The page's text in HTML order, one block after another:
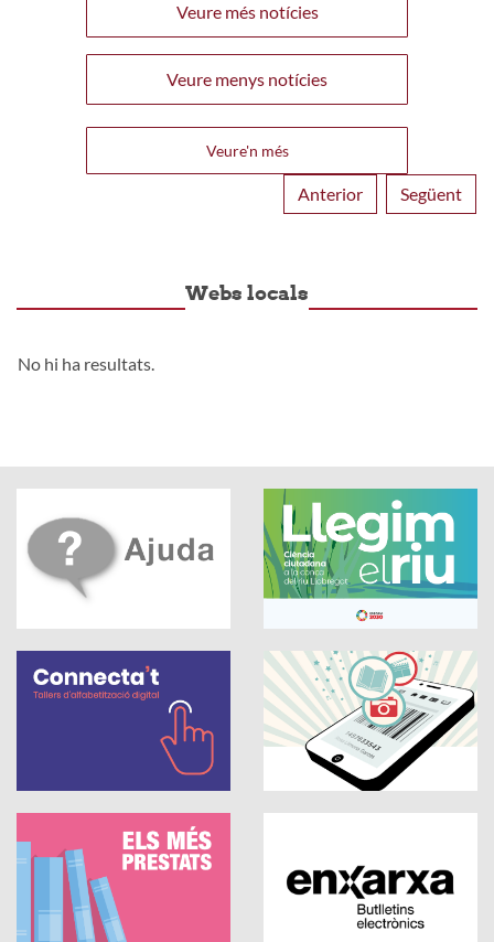
Veure més notícies
Veure menys notícies
Veure'n més
Anterior Següent
Webs locals
No hi ha resultats.